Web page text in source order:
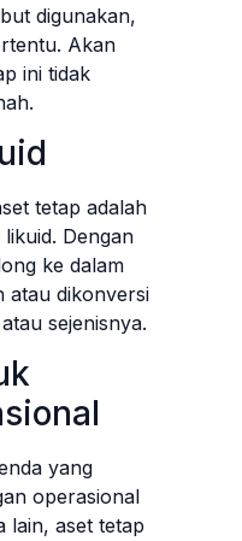
digunakan,
Akan
ini tidak
tetap adalah
Dengan
ke dalam
atau dikonversi
sejenisnya.
yang
operasional
lain, aset tetap